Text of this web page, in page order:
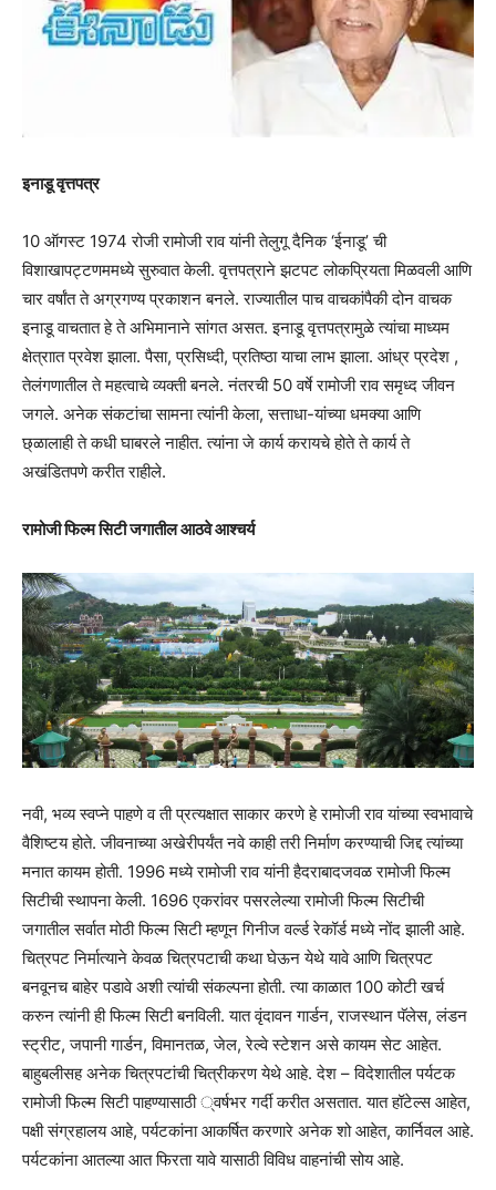
इनाडू वृत्तपत्र
10 ऑगस्ट 1974 रोजी रामोजी राव यांनी तेलुगू दैनिक ‘ईनाडू’ ची
विशाखापट्टणममध्ये सुरुवात केली. वृत्तपत्राने झटपट लोकप्रियता मिळवली आणि
चार वर्षांत ते अग्रगण्य प्रकाशन बनले. राज्यातील पाच वाचकांपैकी दोन वाचक
इनाडू वाचतात हे ते अभिमानाने सांगत असत. इनाडू वृत्तपत्रामुळे त्यांचा माध्यम
क्षेत्राात प्रवेश झाला. पैसा, प्रसिध्दी, प्रतिष्ठा याचा लाभ झाला. आंध्र प्रदेश ,
तेलंगणातील ते महत्वाचे व्यक्ती बनले. नंतरची 50 वर्षे रामोजी राव समृध्द जीवन
जगले. अनेक संकटांचा सामना त्यांनी केला, सत्ताधा-यांच्या धमक्या आणि
छ्ळालाही ते कधी घाबरले नाहीत. त्यांना जे कार्य करायचे होते ते कार्य ते
अखंडितपणे करीत राहीले.
रामोजी फिल्म सिटी जगातील आठवे आश्चर्य
नवी, भव्य स्वप्ने पाहणे व ती प्रत्यक्षात साकार करणे हे रामोजी राव यांच्या स्वभावाचे
वैशिष्टय होते. जीवनाच्या अखेरीपर्यंत नवे काही तरी निर्माण करण्याची जिद्द त्यांच्या
मनात कायम होती. 1996 मध्ये रामोजी राव यांनी हैदराबादजवळ रामोजी फिल्म
सिटीची स्थापना केली. 1696 एकरांवर पसरलेल्या रामोजी फिल्म सिटीची
जगातील सर्वात मोठी फिल्म सिटी म्हणून गिनीज वर्ल्ड रेकॉर्ड मध्ये नोंद झाली आहे.
चित्रपट निर्मात्याने केवळ चित्रपटाची कथा घेऊन येथे यावे आणि चित्रपट
बनवूनच बाहेर पडावे अशी त्यांची संकल्पना होती. त्या काळात 100 कोटी खर्च
करुन त्यांनी ही फिल्म सिटी बनविली. यात वृंदावन गार्डन, राजस्थान पॅलेस, लंडन
स्ट्रीट, जपानी गार्डन, विमानतळ, जेल, रेल्वे स्टेशन असे कायम सेट आहेत.
बाहुबलीसह अनेक चित्रपटांची चित्रीकरण येथे आहे. देश – विदेशातील पर्यटक
रामोजी फिल्म सिटी पाहण्यासाठी ्वर्षभर गर्दी करीत असतात. यात हॉटेल्स आहेत,
पक्षी संग्रहालय आहे, पर्यटकांना आकर्षित करणारे अनेक शो आहेत, कार्निवल आहे.
पर्यटकांना आतल्या आत फिरता यावे यासाठी विविध वाहनांची सोय आहे.